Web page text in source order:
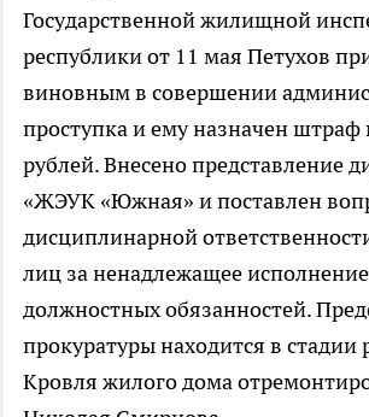
Государственной жилищной
республики от 11 мая Петухов
виновным в совершении
проступка и ему назначен штраф
рублей. Внесено представление
«ЖЭУК «Южная» и поставлен
дисциплинарной
лиц за ненадлежащее
должностных обязанностей.
прокуратуры находится в стадии
Кровля жилого дома